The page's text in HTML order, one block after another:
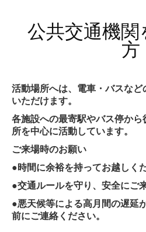
公共交通機関
方
活動場所へは、電車・バスなど
いただけます。
各施設への最寄駅やバス停か
所を中心に活動しています。
ご来場時のお願い
●時間に余裕を持ってお越しく
●交通ルールを守り、安全にご
●悪天候等による高月間の遅延
前にご連絡ください。